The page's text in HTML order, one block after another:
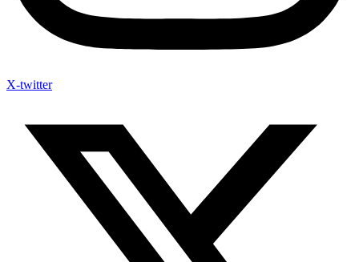
X-twitter